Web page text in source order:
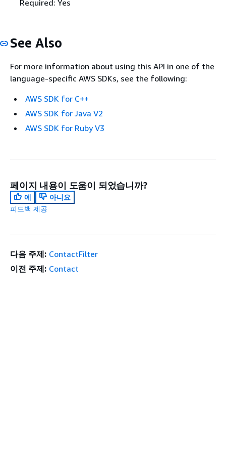
Required: Yes
See Also
For more information about using this API in one of the
language-specific AWS SDKs, see the following:
AWS SDK for C++
AWS SDK for Java V2
AWS SDK for Ruby V3
페이지 내용이 도움이 되었습니까?
예
아니요
피드백 제공
다음 주제: ContactFilter
이전 주제: Contact